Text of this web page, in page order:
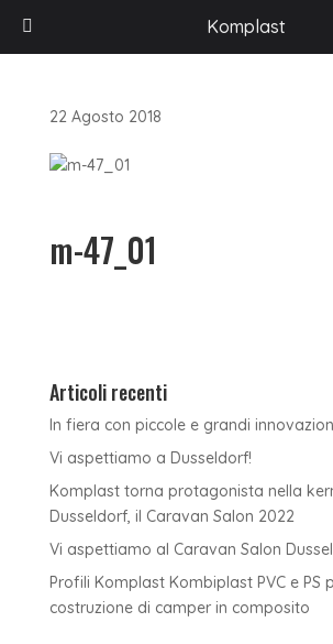
ART. M-47 – MANIGLIA
22 Agosto 2018
m-47_01
Articoli recenti
In fiera con piccole e grandi
Vi aspettiamo a Dusseldorf!
Komplast torna protagonista nella
Dusseldorf, il Caravan Salon 2022
Vi aspettiamo al Caravan Salon
Profili Komplast Kombiplast PVC e PS
costruzione di camper in composito
Komplast